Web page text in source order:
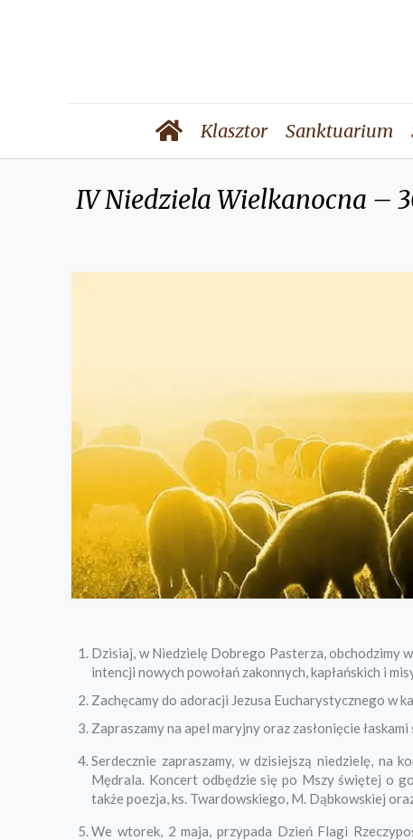
Klasztor Sanktuarium
IV Niedziela Wielkanocna –
Dzisiaj, w Niedzielę Dobrego Pasterza, obchodzimy
intencji nowych powołań zakonnych, kapłańskich i
Zachęcamy do adoracji Jezusa Eucharystycznego w
Zapraszamy na apel maryjny oraz zasłonięcie
Serdecznie zapraszamy, w dzisiejszą niedzielę, na
Mędrala. Koncert odbędzie się po Mszy świętej o
także poezja, ks. Twardowskiego, M. Dąbkowskiej
We wtorek, 2 maja, przypada Dzień Flagi